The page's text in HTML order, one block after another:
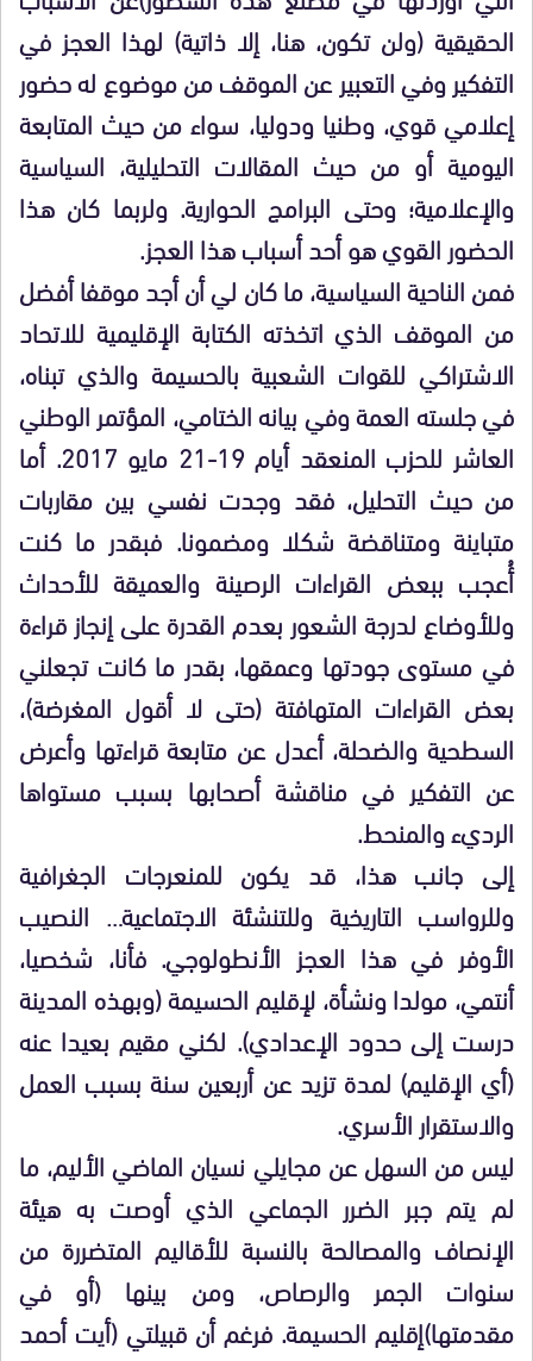
الحقيقية (ولن تكون، هنا، إلا ذاتية) لهذا العجز في
التفكير وفي التعبير عن الموقف من موضوع له حضور
إعلامي قوي، وطنيا ودوليا، سواء من حيث المتابعة
اليومية أو من حيث المقالات التحليلية، السياسية
والإعلامية؛ وحتى البرامج الحوارية. ولربما كان هذا
الحضور القوي هو أحد أسباب هذا العجز.
فمن الناحية السياسية، ما كان لي أن أجد موقفا أفضل
من الموقف الذي اتخذته الكتابة الإقليمية للاتحاد
الاشتراكي للقوات الشعبية بالحسيمة والذي تبناه،
في جلسته العمة وفي بيانه الختامي، المؤتمر الوطني
العاشر للحزب المنعقد أيام 19-21 مايو 2017. أما
من حيث التحليل، فقد وجدت نفسي بين مقاربات
متباينة ومتناقضة شكلا ومضمونا. فبقدر ما كنت
أُعجب ببعض القراءات الرصينة والعميقة للأحداث
وللأوضاع لدرجة الشعور بعدم القدرة على إنجاز قراءة
في مستوى جودتها وعمقها، بقدر ما كانت تجعلني
بعض القراءات المتهافتة (حتى لا أقول المغرضة)،
السطحية والضحلة، أعدل عن متابعة قراءتها وأعرض
عن التفكير في مناقشة أصحابها بسبب مستواها
الرديء والمنحط.
إلى جانب هذا، قد يكون للمنعرجات الجغرافية
وللرواسب التاريخية وللتنشئة الاجتماعية… النصيب
الأوفر في هذا العجز الأنطولوجي. فأنا، شخصيا،
أنتمي، مولدا ونشأة، لإقليم الحسيمة (وبهذه المدينة
درست إلى حدود الإعدادي). لكني مقيم بعيدا عنه
(أي الإقليم) لمدة تزيد عن أربعين سنة بسبب العمل
والاستقرار الأسري.
ليس من السهل عن مجايلي نسيان الماضي الأليم، ما
لم يتم جبر الضرر الجماعي الذي أوصت به هيئة
الإنصاف والمصالحة بالنسبة للأقاليم المتضررة من
سنوات الجمر والرصاص، ومن بينها (أو في
مقدمتها)إقليم الحسيمة. فرغم أن قبيلتي (أيت أحمد